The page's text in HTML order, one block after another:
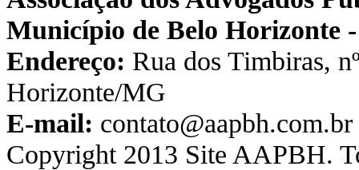
Município de Belo Horizonte
Endereço: Rua dos Timbiras,
Horizonte/MG
E-mail:
Copyright 2013 Site AAPBH.